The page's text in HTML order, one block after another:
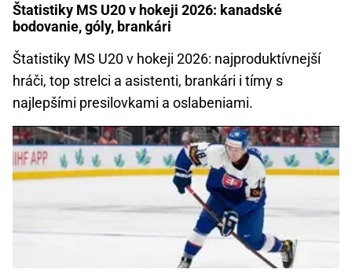
Štatistiky MS U20 v hokeji 2026: kanadské
bodovanie, góly, brankári
Štatistiky MS U20 v hokeji 2026: najproduktívnejší
hráči, top strelci a asistenti, brankári i tímy s
najlepšími presilovkami a oslabeniami.